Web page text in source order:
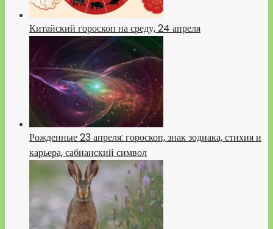
Китайский гороскоп на среду, 24 апреля
Рожденные 23 апреля: гороскоп, знак зодиака, стихия и
карьера, сабианский символ